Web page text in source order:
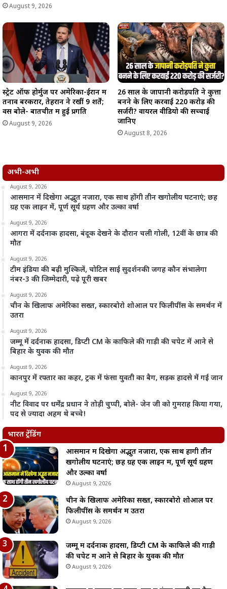
August 9, 2026
स्ट्रेट ऑफ होर्मुज पर अमेरिका-ईरान में
तनाव बरकरार, तेहरान ने रखीं 9 शर्तें;
वेंस बोले- बातचीत में हुई प्रगति
August 9, 2026
26 साल के जापानी करोड़पति ने कुत्ता
बनने के लिए करवाई 220 करोड़ की
सर्जरी? वायरल वीडियो की सच्चाई
जानिए
August 8, 2026
अभी-अभी
August 9, 2026
आसमान में दिखेगा अद्भुत नजारा, एक साथ होंगी तीन खगोलीय घटनाएं; छह
ग्रह एक लाइन में, पूर्ण सूर्य ग्रहण और उल्का वर्षा
August 9, 2026
आगरा में दर्दनाक हादसा, बंदूक देखने के दौरान चली गोली, 12वीं के छात्र की
मौत
August 9, 2026
टीम इंडिया की बढ़ी मुश्किलें, चोटिल साई सुदर्शनकी जगह कौन संभालेगा
नंबर-3 की जिम्मेदारी, पढ़े पूरी खबर
August 9, 2026
चीन के खिलाफ अमेरिका सख्त, स्कारबोरो शोआल पर फिलीपींस के समर्थन में
उतरा
August 9, 2026
जम्मू में दर्दनाक हादसा, डिप्टी CM के काफिले की गाड़ी की चपेट में आने से
बिहार के युवक की मौत
August 9, 2026
कानपुर में रफ्तार का कहर, ट्रक में फंसा युवती का बैग, सड़क हादसे में गई जान
August 9, 2026
नीट विवाद पर धर्मेंद्र प्रधान ने तोड़ी चुप्पी, बोले- जेन जी को गुमराह किया गया,
पद से ज्यादा अहम थे बच्चे!
भारत ट्रेंडिंग
आसमान में दिखेगा अद्भुत नजारा, एक साथ होंगी तीन
खगोलीय घटनाएं; छह ग्रह एक लाइन में, पूर्ण सूर्य ग्रहण
और उल्का वर्षा
August 9, 2026
चीन के खिलाफ अमेरिका सख्त, स्कारबोरो शोआल पर
फिलीपींस के समर्थन में उतरा
August 9, 2026
जम्मू में दर्दनाक हादसा, डिप्टी CM के काफिले की गाड़ी
की चपेट में आने से बिहार के युवक की मौत
August 9, 2026